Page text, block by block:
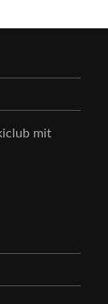
mit